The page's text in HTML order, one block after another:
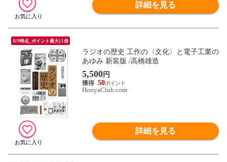
詳細を見る
8/9時点_ポイント最大11倍
ラジオの歴史 工作の〈文化〉と電子工業の
あゆみ 新装版 /高橋雄造
5,500円
50
HonyaClub.com
詳細を見る